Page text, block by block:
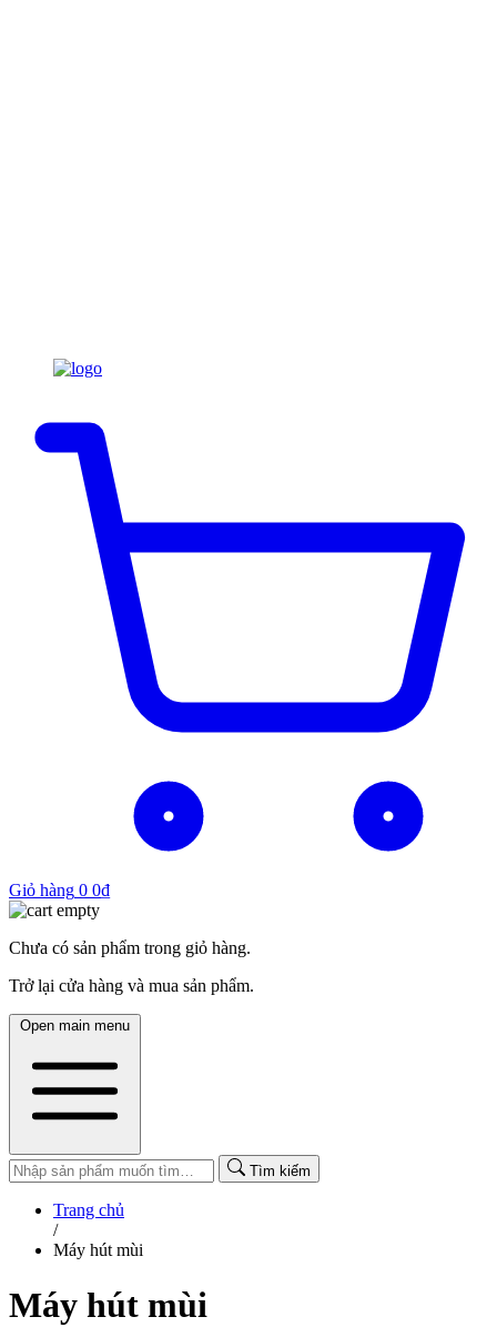
Giỏ hàng 0 0₫
Chưa có sản phẩm trong giỏ hàng.
Trở lại cửa hàng và mua sản phẩm.
Open main menu
Tìm kiếm
Trang chủ
/
Máy hút mùi
Máy hút mùi